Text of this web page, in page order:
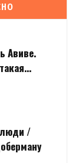
Авиве.
люди /